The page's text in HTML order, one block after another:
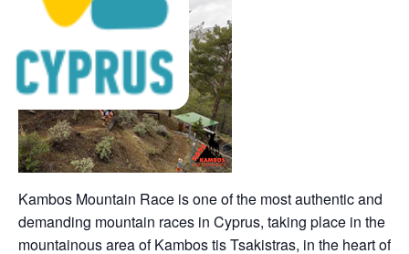
Kambos Mountain Race is one of the most authentic and
demanding mountain races in Cyprus, taking place in the
mountainous area of Kambos tis Tsakistras, in the heart of